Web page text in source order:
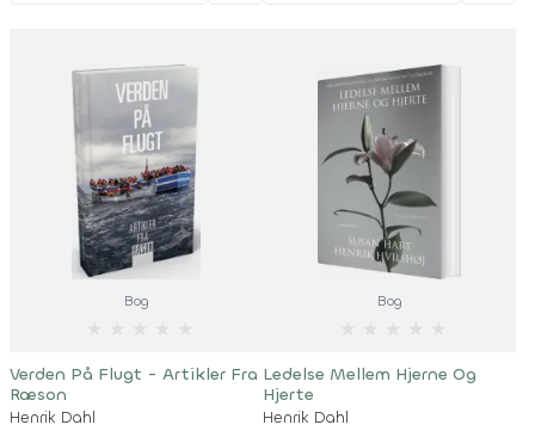
Bog
Verden På Flugt - Artikler Fra
Ræson
Henrik Dahl
Bog
Ledelse Mellem Hjerne Og
Hjerte
Henrik Dahl